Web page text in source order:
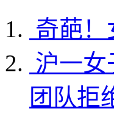
奇葩！
沪一女
团队拒